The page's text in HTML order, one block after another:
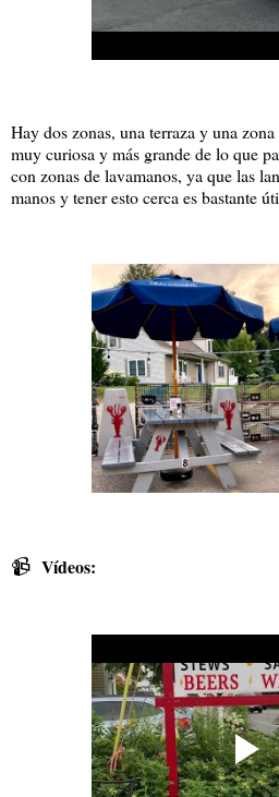
Hay dos zonas, una terraza y una
muy curiosa y más grande de lo que
con zonas de lavamanos, ya que las
manos y tener esto cerca es bastante
📹 Vídeos: